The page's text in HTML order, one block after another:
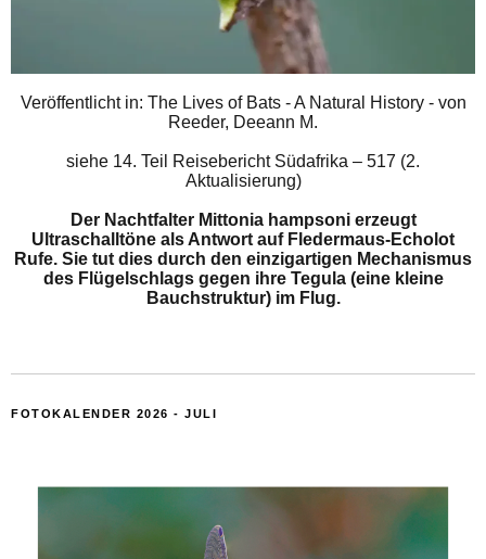
Veröffentlicht in: The Lives of Bats - A Natural History - von
Reeder, Deeann M.
siehe 14. Teil Reisebericht Südafrika – 517 (2.
Aktualisierung)
Der Nachtfalter Mittonia hampsoni erzeugt
Ultraschalltöne als Antwort auf Fledermaus-Echolot
Rufe. Sie tut dies durch den einzigartigen Mechanismus
des Flügelschlags gegen ihre Tegula (eine kleine
Bauchstruktur) im Flug.
FOTOKALENDER 2026 - JULI